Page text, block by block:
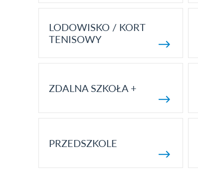
LODOWISKO / KORT
TENISOWY
ZDALNA SZKOŁA +
PRZEDSZKOLE